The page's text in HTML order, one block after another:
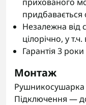
Незалежна
цілорічно, у
Гарантія 3 роки
Монтаж
Рушникосушарка
Підключення —